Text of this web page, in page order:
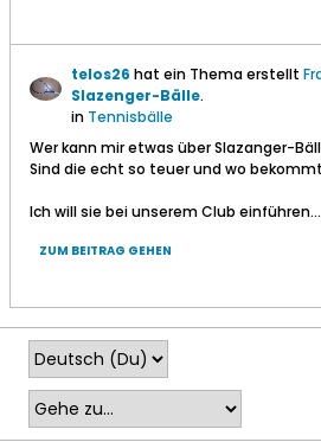
telos26 hat ein Thema erstellt
Slazenger-Bälle.
in Tennisbälle
Wer kann mir etwas über Slazanger-
Sind die echt so teuer und wo
Ich will sie bei unserem Club
ZUM BEITRAG GEHEN